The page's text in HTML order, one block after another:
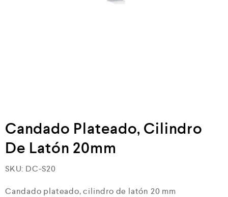
Candado Plateado, Cilindro
De Latón 20mm
SKU: DC-S20
Candado plateado, cilindro de latón 20 mm